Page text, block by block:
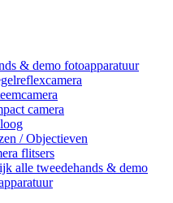
& demo fotoapparatuur
camera
/ Objectieven
flitsers
alle tweedehands & demo